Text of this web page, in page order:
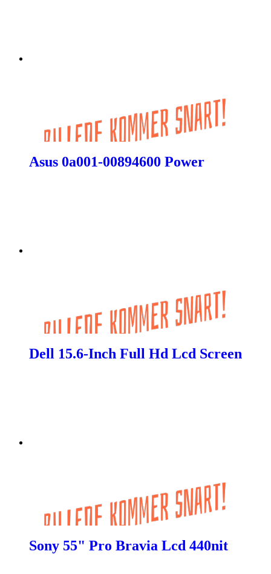
Asus 0a001-00894600 Power
Dell 15.6-Inch Full Hd Lcd Screen
Sony 55" Pro Bravia Lcd 440nit